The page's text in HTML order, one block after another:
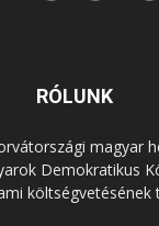
RÓLUNK
magyar
Demokratikus
költségvetésének